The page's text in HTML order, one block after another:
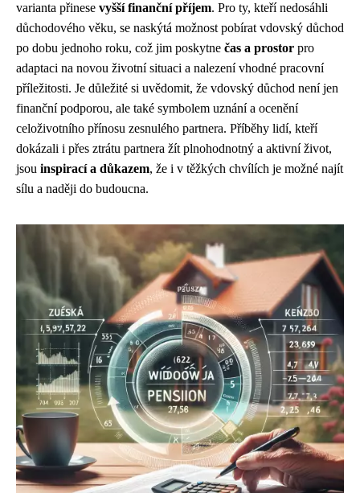
varianta přinese vyšší finanční příjem. Pro ty, kteří nedosáhli
důchodového věku, se naskýtá možnost pobírat vdovský důchod
po dobu jednoho roku, což jim poskytne čas a prostor pro
adaptaci na novou životní situaci a nalezení vhodné pracovní
příležitosti. Je důležité si uvědomit, že vdovský důchod není jen
finanční podporou, ale také symbolem uznání a ocenění
celoživotního přínosu zesnulého partnera. Příběhy lidí, kteří
dokázali i přes ztrátu partnera žít plnohodnotný a aktivní život,
jsou inspirací a důkazem, že i v těžkých chvílích je možné najít
sílu a naději do budoucna.